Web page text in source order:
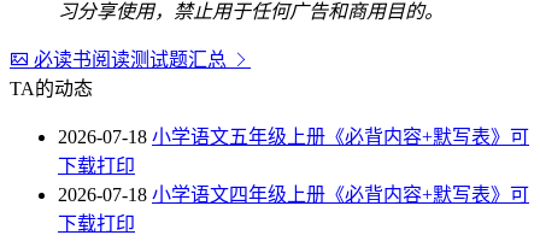
习分享使用，禁止用于任何广告和商用目的。
必读书阅读测试题汇总
TA的动态
2026-07-18 小学语文五年级上册《必背内容+默写表》可
下载打印
2026-07-18 小学语文四年级上册《必背内容+默写表》可
下载打印